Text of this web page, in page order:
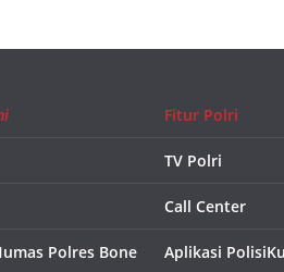
Polres Bone
Fitur Polri
TV Polri
Call Center
Aplikasi PolisiKu